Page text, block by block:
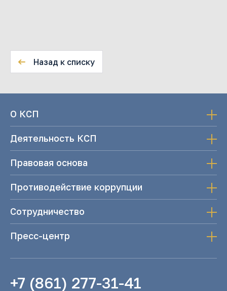
Назад к списку
О КСП
Деятельность КСП
Правовая основа
Противодействие коррупции
Сотрудничество
Пресс-центр
+7 (861) 277-31-41